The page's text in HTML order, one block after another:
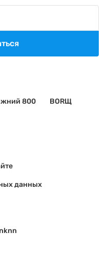
800 BORЩ
данных